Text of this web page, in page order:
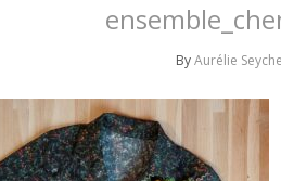
ByAurélie